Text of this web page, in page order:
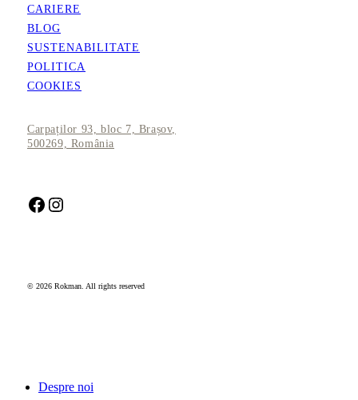
CARIERE
BLOG
SUSTENABILITATE
POLITICA
COOKIES
Carpaților 93, bloc 7, Brașov,
500269, România
Facebook Instagram
© 2026 Rokman. All rights reserved
Despre noi